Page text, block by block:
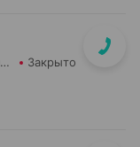
Добрыя леки Аптека групп Центр ООО Аптека №44 Закрыто